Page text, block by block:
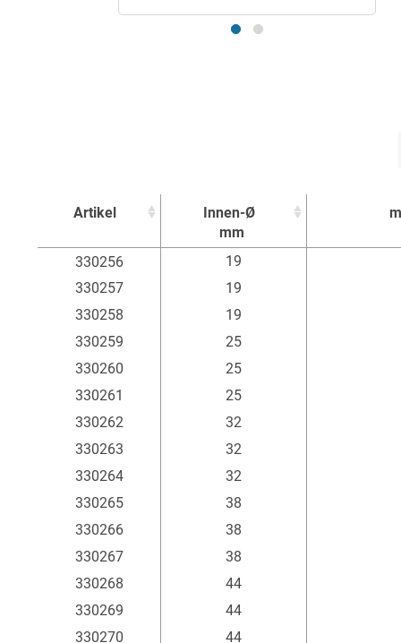
Artikel
Innen-Ø
mm
Artikel
Innen-Ø
330256
19
330257
19
330258
19
330259
25
330260
25
330261
25
330262
32
330263
32
330264
32
330265
38
330266
38
330267
38
330268
44
330269
44
330270
44